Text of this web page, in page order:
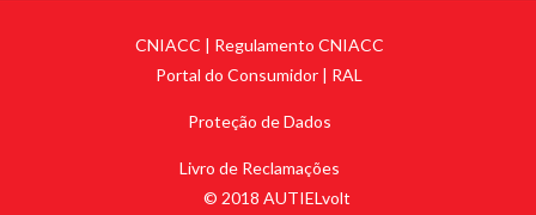
CNIACC | Regulamento CNIACC
Portal do Consumidor | RAL
Proteção de Dados
Livro de Reclamações
© 2018 AUTIELvolt